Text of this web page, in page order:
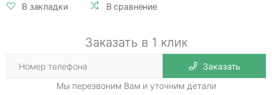
В закладки В сравнение
Заказать в 1 клик
Заказать
Мы перезвоним Вам и уточним детали